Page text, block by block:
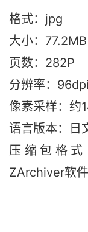
格式：jpg
大小：77.2MB
页数：282P
分辨率：96dpi
像素采样：约
语言版本：日
压缩包格
ZArchiver软